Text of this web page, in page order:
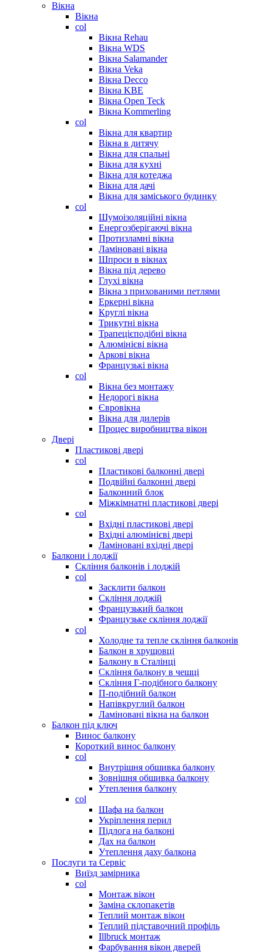
Вікна
Вікна
col
Вікна Rehau
Вікна WDS
Вікна Salamander
Вікна Veka
Вікна Decco
Вікна KBE
Вікна Open Teck
Вікна Kommerling
col
Вікна для квартир
Вікна в дитячу
Вікна для спальні
Вікна для кухні
Вікна для котеджа
Вікна для дачі
Вікна для заміського будинку
col
Шумоізоляційні вікна
Енергозберігаючі вікна
Протизламні вікна
Ламіновані вікна
Шпроси в вікнах
Вікна під дерево
Глухі вікна
Вікна з прихованими петлями
Еркерні вікна
Круглі вікна
Трикутні вікна
Трапецієподібні вікна
Алюмінієві вікна
Аркові вікна
Французькі вікна
col
Вікна без монтажу
Недорогі вікна
Євровікна
Вікна для дилерів
Процес виробництва вікон
Двері
Пластикові двері
col
Пластикові балконні двері
Подвійні балконні двері
Балконний блок
Міжкімнатні пластикові двері
col
Вхідні пластикові двері
Вхідні алюмінієві двері
Ламіновані вхідні двері
Балкони і лоджії
Скління балконів і лоджій
col
Засклити балкон
Скління лоджій
Французький балкон
Французьке скління лоджії
col
Холодне та тепле скління балконів
Балкон в хрущовці
Балкону в Сталінці
Скління балкону в чешці
Скління Г-подібного балкону
П-подібний балкон
Напівкруглий балкон
Ламіновані вікна на балкон
Балкон під ключ
Винос балкону
Короткий винос балкону
col
Внутрішня обшивка балкону
Зовнішня обшивка балкону
Утеплення балкону
col
Шафа на балкон
Укріплення перил
Підлога на балконі
Дах на балкон
Утеплення даху балкона
Послуги та Сервіс
Виїзд замірника
col
Монтаж вікон
Заміна склопакетів
Теплий монтаж вікон
Теплий підставочний профіль
Illbruck монтаж
Фарбування вікон дверей